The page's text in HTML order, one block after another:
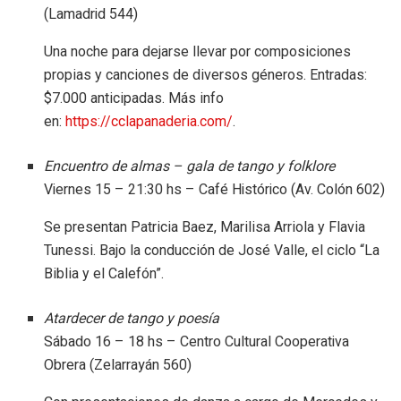
(Lamadrid 544)
Una noche para dejarse llevar por composiciones
propias y canciones de diversos géneros. Entradas:
$7.000 anticipadas. Más info
en:https://cclapanaderia.com/.
Encuentro de almas – gala de tango y folklore
Viernes 15 – 21:30 hs – Café Histórico (Av. Colón 602)
Se presentan Patricia Baez, Marilisa Arriola y Flavia
Tunessi. Bajo la conducción de José Valle, el ciclo “La
Biblia y el Calefón”.
Atardecer de tango y poesía
Sábado 16 – 18 hs – Centro Cultural Cooperativa
Obrera (Zelarrayán 560)